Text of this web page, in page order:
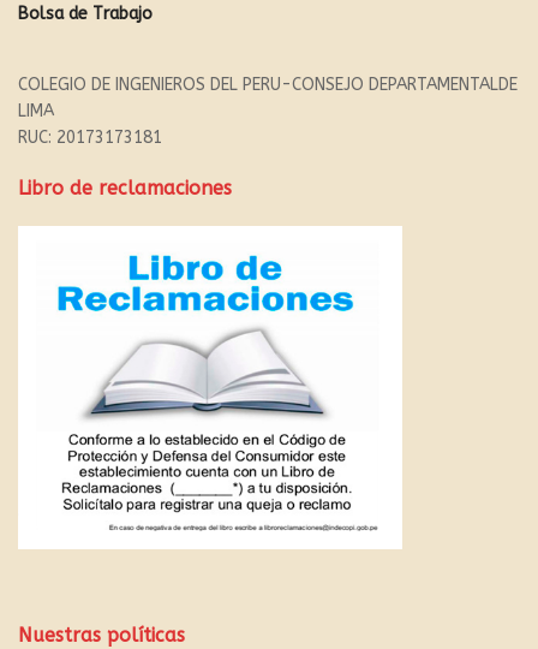
Bolsa de Trabajo
COLEGIO DE INGENIEROS DEL PERU-CONSEJO DEPARTAMENTALDE
LIMA
RUC: 20173173181
Libro de reclamaciones
Nuestras políticas